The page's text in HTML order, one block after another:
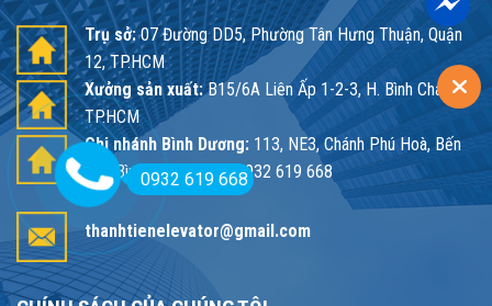
Trụ sở:07 Đường DD5, Phường Tân Hưng Thuận, Quận
12, TP.HCM
Xưởng sản xuất:B15/6A Liên Ấp 1-2-3, H. Bình Chánh,
TP.HCM
Chi nhánh Bình Dương: 113, NE3, Chánh Phú Hoà, Bến
Cát, Bình Dương - ĐT: 0932 619 668
thanhtienelevator@gmail.com
0932 619 668